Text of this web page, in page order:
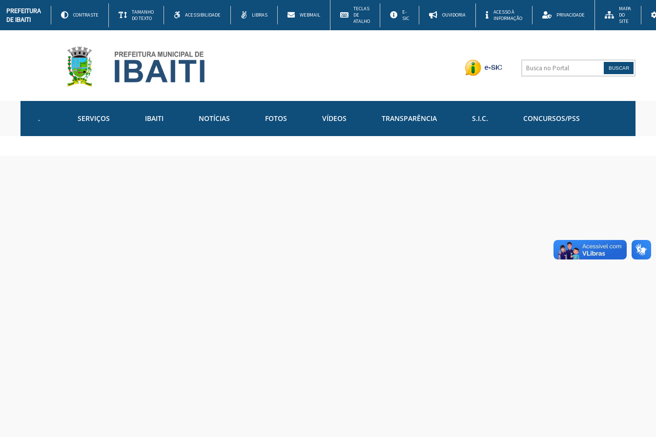
PREFEITURA
DE IBAITI
CONTRASTE
TAMANHO
DO TEXTO
ACESSIBILIDADE LIBRAS WEBMAIL
TECLAS
DE
ATALHO
E-
SIC
OUVIDORIA
ACESSO À
INFORMAÇÃO
PRIVACIDADE
MAPA
DO
SITE
BUSCAR
. SERVIÇOS IBAITI NOTÍCIAS FOTOS VÍDEOS TRANSPARÊNCIA S.I.C. CONCURSOS/PSS